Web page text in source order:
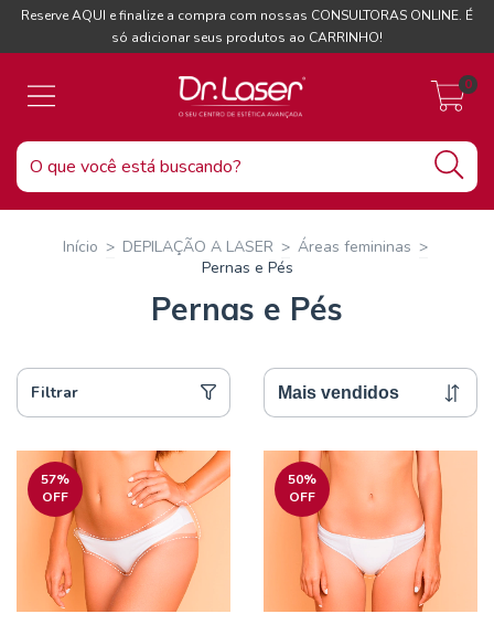
Reserve AQUI e finalize a compra com nossas CONSULTORAS ONLINE. É
só adicionar seus produtos ao CARRINHO!
0
Início > DEPILAÇÃO A LASER > Áreas femininas >
Pernas e Pés
Pernas e Pés
Filtrar
57%
OFF
50%
OFF